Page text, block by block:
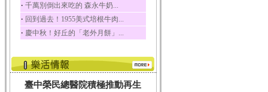
草魚
草魚含有維生素A、維生
素C、及豐富的蛋白...
‧ 千萬別倒出來吃的 森永牛奶...
‧ 回到過去！1955美式培根牛肉...
‧ 慶中秋！好丘的「老外月餅」...
臺中榮民總醫院積極推動再生